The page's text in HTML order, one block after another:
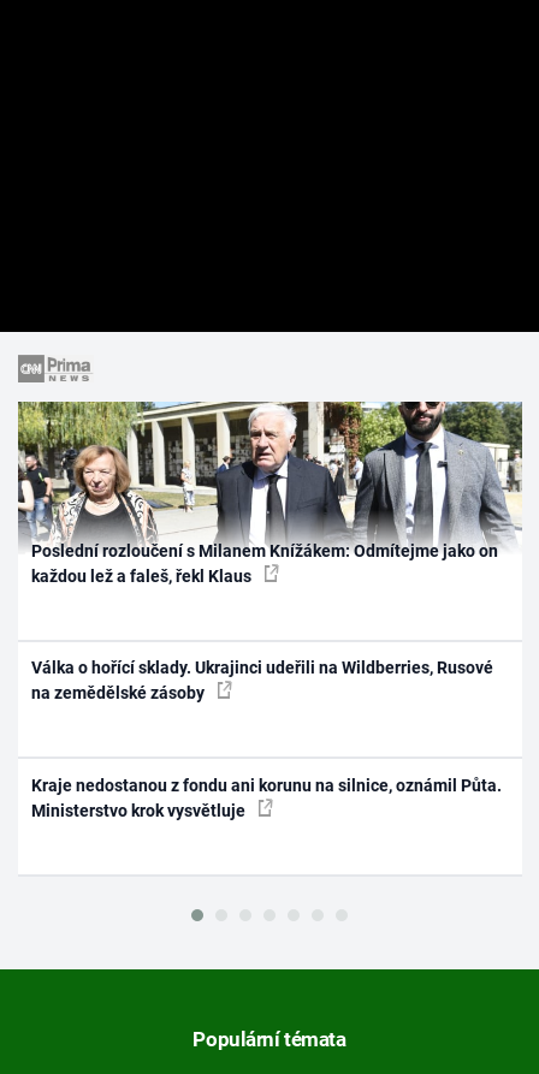
Poslední rozloučení s Milanem Knížákem: Odmítejme jako on
každou lež a faleš, řekl Klaus
Válka o hořící sklady. Ukrajinci udeřili na Wildberries, Rusové
na zemědělské zásoby
Kraje nedostanou z fondu ani korunu na silnice, oznámil Půta.
Ministerstvo krok vysvětluje
Populární témata